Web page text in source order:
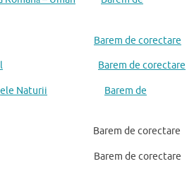
Barem de corectare
Barem de corectare
Naturii
Barem de
de corectare
de corectare